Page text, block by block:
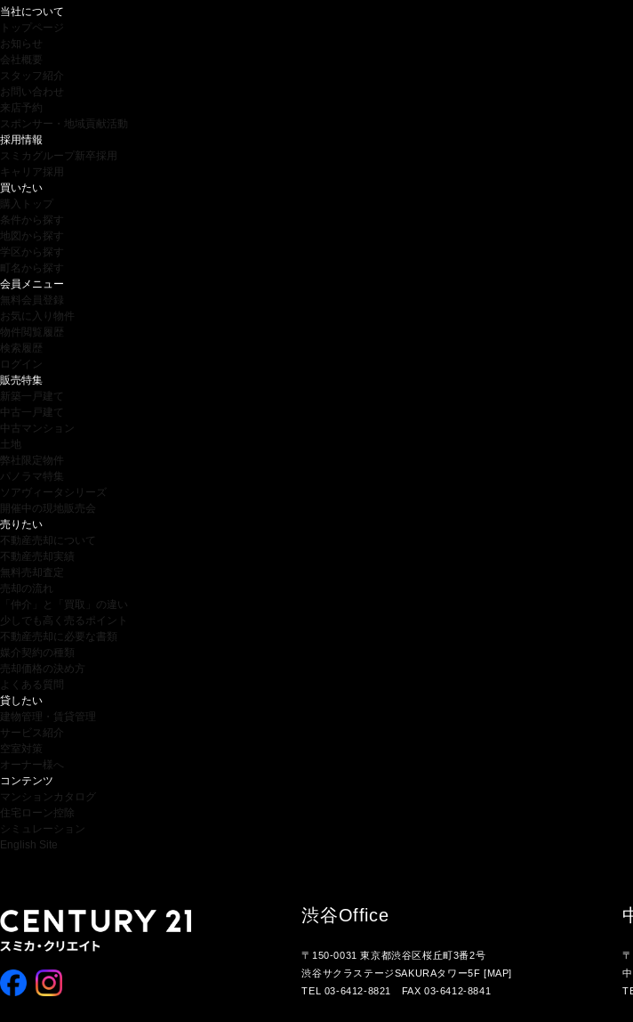
当社について
トップページ
お知らせ
会社概要
スタッフ紹介
お問い合わせ
来店予約
スポンサー・地域貢献活動
採用情報
スミカグループ新卒採用
キャリア採用
買いたい
購入トップ
条件から探す
地図から探す
学区から探す
町名から探す
会員メニュー
無料会員登録
お気に入り物件
物件閲覧履歴
検索履歴
ログイン
販売特集
新築一戸建て
中古一戸建て
中古マンション
土地
弊社限定物件
パノラマ特集
ソアヴィータシリーズ
開催中の現地販売会
売りたい
不動産売却について
不動産売却実績
無料売却査定
売却の流れ
「仲介」と「買取」の違い
少しでも高く売るポイント
不動産売却に必要な書類
媒介契約の種類
売却価格の決め方
よくある質問
貸したい
建物管理・賃貸管理
サービス紹介
空室対策
オーナー様へ
コンテンツ
マンションカタログ
住宅ローン控除
シミュレーション
English Site
渋谷Office
〒150-0031 東京都渋谷区桜丘町3番2号
渋谷サクラステージSAKURAタワー5F [MAP]
TEL 03-6412-8821 FAX 03-6412-8841